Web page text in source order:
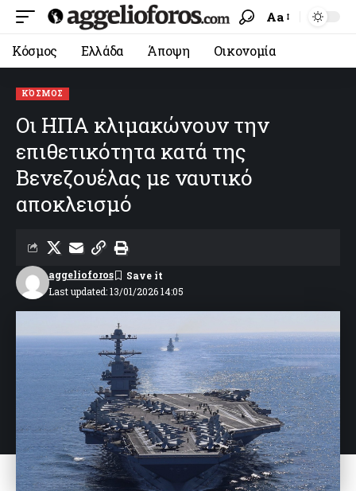
Aa
Κόσμος Ελλάδα Άποψη Οικονομία
ΚΌΣΜΟΣ
Οι ΗΠΑ κλιμακώνουν την
επιθετικότητα κατά της
Βενεζουέλας με ναυτικό
αποκλεισμό
Last updated: 13/01/2026 14:05
aggelioforos